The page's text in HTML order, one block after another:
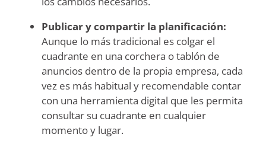
Publicar y compartir la planificación:
Aunque lo más tradicional es colgar el
cuadrante en una corchera o tablón de
anuncios dentro de la propia empresa, cada
vez es más habitual y recomendable contar
con una herramienta digital que les permita
consultar su cuadrante en cualquier
momento y lugar.